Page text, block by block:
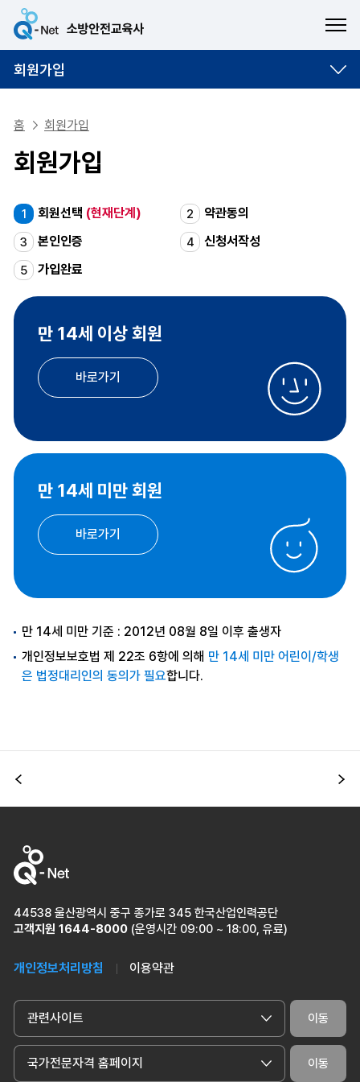
회원가입
홈 회원가입
회원가입
1 회원선택 (현재단계) 2 약관동의
3 본인인증 4 신청서작성
5 가입완료
만 14세 이상 회원
바로가기
만 14세 미만 회원
바로가기
만 14세 미만 기준 : 2012년 08월 8일 이후 출생자
개인정보보호법 제 22조 6항에 의해 만 14세 미만 어린이/학생
은 법정대리인의 동의가 필요합니다.
이전
44538 울산광역시 중구 종가로 345 한국산업인력공단
고객지원 1644-8000 (운영시간 09:00 ~ 18:00, 유료)
개인정보처리방침 이용약관
관련사이트 이동
국가전문자격 홈페이지 이동